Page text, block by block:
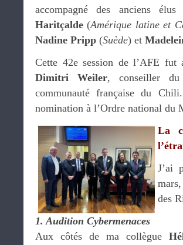
accompagné des anciens
Haritçalde (Amérique latine et
Nadine Pripp (Suède) et
Cette 42e session de l’AFE fut
Dimitri Weiler, conseiller
communauté française du
nomination à l’Ordre national du
La
J’ai
des
1. Audition Cybermenaces
Aux côtés de ma collègue